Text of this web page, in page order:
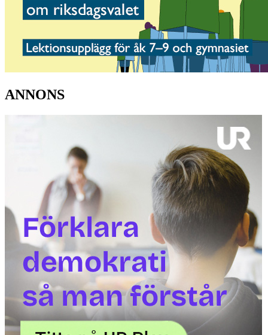
ANNONS